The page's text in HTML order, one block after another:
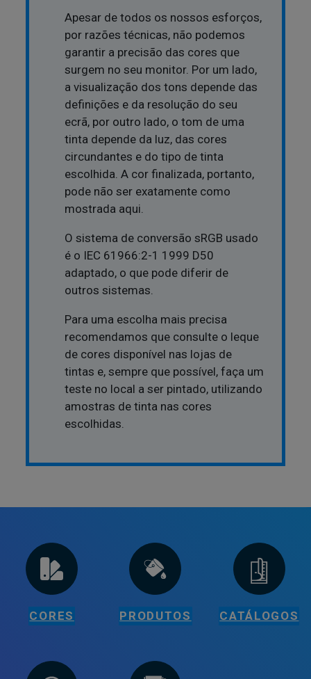
Apesar de todos os nossos esforços,
por razões técnicas, não podemos
garantir a precisão das cores que
surgem no seu monitor. Por um lado,
a visualização dos tons depende das
definições e da resolução do seu
ecrã, por outro lado, o tom de uma
tinta depende da luz, das cores
circundantes e do tipo de tinta
escolhida. A cor finalizada, portanto,
pode não ser exatamente como
mostrada aqui.
O sistema de conversão sRGB usado
é o IEC 61966:2-1 1999 D50
adaptado, o que pode diferir de
outros sistemas.
Para uma escolha mais precisa
recomendamos que consulte o leque
de cores disponível nas lojas de
tintas e, sempre que possível, faça um
teste no local a ser pintado, utilizando
amostras de tinta nas cores
escolhidas.
CORES PRODUTOS CATÁLOGOS